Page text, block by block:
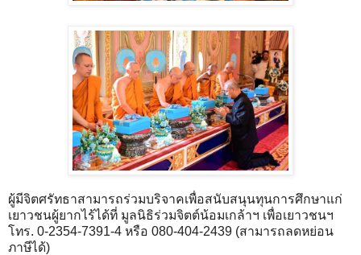
ผู้มีจิตศรัทธาสามารถร่วมบริจาคเพื่อสนับสนุนทุนการศึกษาแก่
เยาวชนผู้ยากไร้ได้ที่ มูลนิธิร่วมจิตต์น้อมเกล้าฯ เพื่อเยาวชนฯ
โทร. 0-2354-7391-4 หรือ 080-404-2439 (สามารถลดหย่อน
ภาษีได้)